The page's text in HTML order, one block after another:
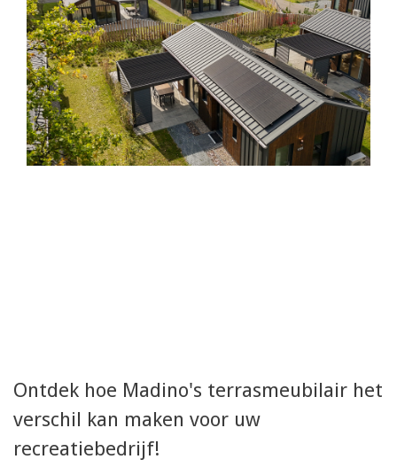
Ontdek hoe Madino's terrasmeubilair het
verschil kan maken voor uw
recreatiebedrijf!